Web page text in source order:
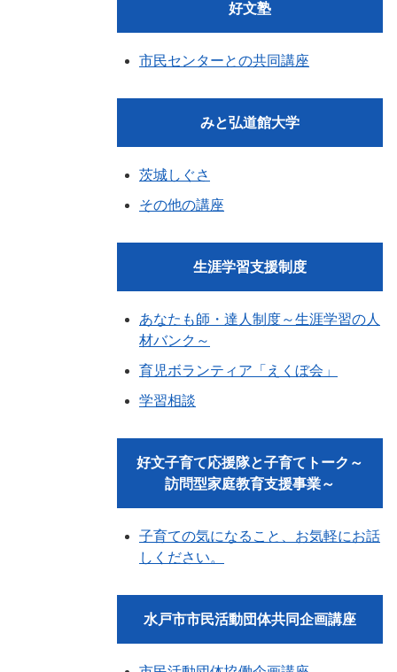
好文塾
市民センターとの共同講座
みと弘道館大学
茨城しぐさ
その他の講座
生涯学習支援制度
あなたも師・達人制度～生涯学習の人
材バンク～
育児ボランティア「えくぼ会」
学習相談
好文子育て応援隊と子育てトーク～
訪問型家庭教育支援事業～
子育ての気になること、お気軽にお話
しください。
水戸市市民活動団体共同企画講座